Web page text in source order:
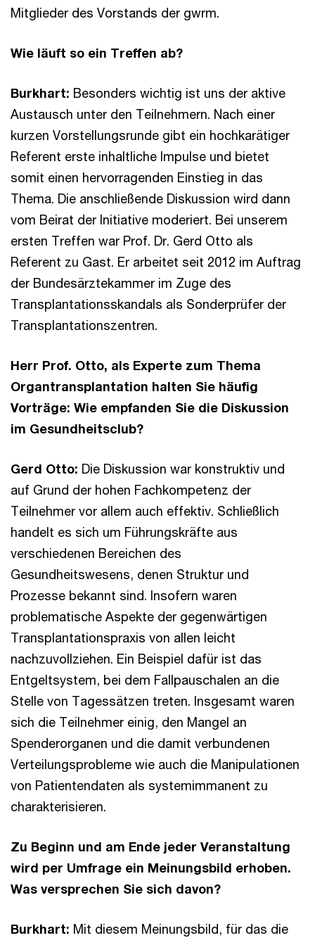
Mitglieder des Vorstands der gwrm.
Wie läuft so ein Treffen ab?
Burkhart: Besonders wichtig ist uns der aktive
Austausch unter den Teilnehmern. Nach einer
kurzen Vorstellungsrunde gibt ein hochkarätiger
Referent erste inhaltliche Impulse und bietet
somit einen hervorragenden Einstieg in das
Thema. Die anschließende Diskussion wird dann
vom Beirat der Initiative moderiert. Bei unserem
ersten Treffen war Prof. Dr. Gerd Otto als
Referent zu Gast. Er arbeitet seit 2012 im Auftrag
der Bundesärztekammer im Zuge des
Transplantationsskandals als Sonderprüfer der
Transplantationszentren.
Herr Prof. Otto, als Experte zum Thema
Organtransplantation halten Sie häufig
Vorträge: Wie empfanden Sie die Diskussion
im Gesundheitsclub?
Gerd Otto: Die Diskussion war konstruktiv und
auf Grund der hohen Fachkompetenz der
Teilnehmer vor allem auch effektiv. Schließlich
handelt es sich um Führungskräfte aus
verschiedenen Bereichen des
Gesundheitswesens, denen Struktur und
Prozesse bekannt sind. Insofern waren
problematische Aspekte der gegenwärtigen
Transplantationspraxis von allen leicht
nachzuvollziehen. Ein Beispiel dafür ist das
Entgeltsystem, bei dem Fallpauschalen an die
Stelle von Tagessätzen treten. Insgesamt waren
sich die Teilnehmer einig, den Mangel an
Spenderorganen und die damit verbundenen
Verteilungsprobleme wie auch die Manipulationen
von Patientendaten als systemimmanent zu
charakterisieren.
Zu Beginn und am Ende jeder Veranstaltung
wird per Umfrage ein Meinungsbild erhoben.
Was versprechen Sie sich davon?
Burkhart: Mit diesem Meinungsbild, für das die